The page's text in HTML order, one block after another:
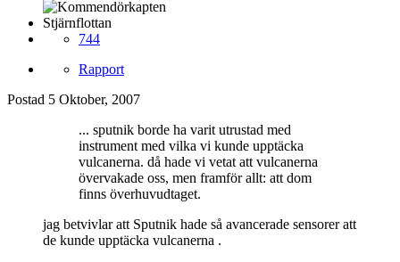
Stjärnflottan
744
Rapport
Postad 5 Oktober, 2007
... sputnik borde ha varit utrustad med
instrument med vilka vi kunde upptäcka
vulcanerna. då hade vi vetat att vulcanerna
övervakade oss, men framför allt: att dom
finns överhuvudtaget.
jag betvivlar att Sputnik hade så avancerade sensorer att
de kunde upptäcka vulcanerna .